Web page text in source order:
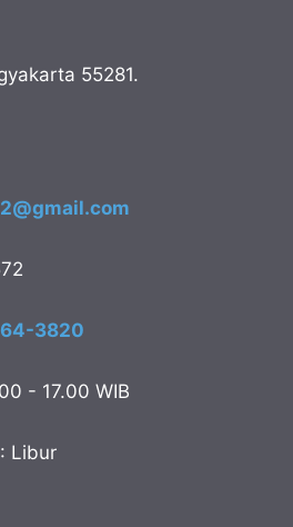
55281.
3820
- 17.00 WIB
Libur